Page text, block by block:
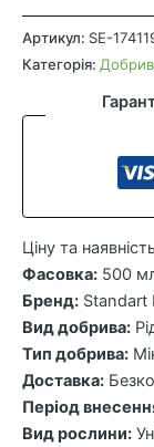
Мінеральне
добриво
аква-
Standart
універсальне
мл
кількість
Артикул: SE-
Категорія:
Ціну та
Фасовка: 500
Бренд: Standart
Вид добрива:
Тип добрива:
Доставка:
Період
Вид рослини: